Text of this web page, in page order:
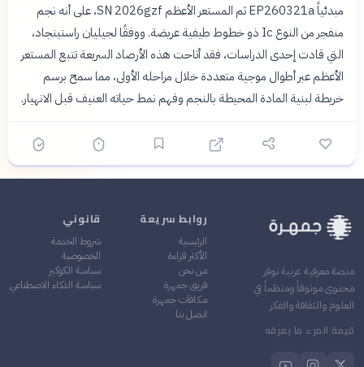
مبدئياً EP260321a ثم المستعر الأعظم SN 2026gzf، على أنه نجم
منفجر من النوع Ic ذو خطوط طيفية عريضة. ووفقًا لجيليان راستينجاد،
التي قادت إحدى الدراسات، فقد أتاحت هذه الأرصاد السريعة تتبع المستعر
الأعظم عبر أطوال موجية متعددة خلال مراحله الأولى، مما سمح برسم
خريطة لبنية المادة المحيطة بالنجم وفهم نمط حياته العنيف قبل الانهيار.
منصة معرفية عربية توفر
محتوى موثوقاً ومنظماً في
العلوم والثقافة والفكر
قيمة المرء ما يعرفه
روابط سريعة
الرئيسية
الأكثر قراءة
من نحن
فريق جمهرة
مكافآت جمهرة
اتصل بنا
قانوني
شروط الخدمة
الخصوصية
سياسة الكوكيز
سياسة الذكاء الاصطناعي